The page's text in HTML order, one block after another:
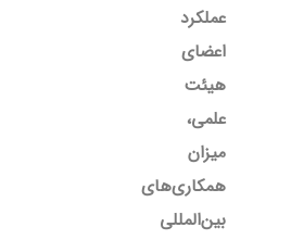
عملکرد
اعضای
هیئت
علمی،
میزان
همکاری‌های
بین‌المللی